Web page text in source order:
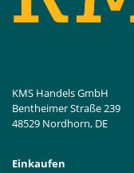
KMS Handels GmbH
Bentheimer Straße 239
48529 Nordhorn, DE
Einkaufen